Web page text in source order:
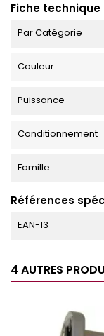
Fiche technique
Par Catégorie
Couleur
Puissance
Conditionnement
Famille
Références
EAN-13
4 AUTRES